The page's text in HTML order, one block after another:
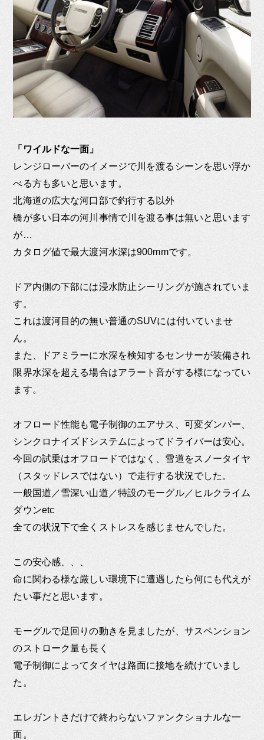
「ワイルドな一面」
レンジローバーのイメージで川を渡るシーンを思い浮か
べる方も多いと思います。
北海道の広大な河口部で釣行する以外
橋が多い日本の河川事情で川を渡る事は無いと思います
が…
カタログ値で最大渡河水深は900mmです。
ドア内側の下部には浸水防止シーリングが施されていま
す。
これは渡河目的の無い普通のSUVには付いていませ
ん。
また、ドアミラーに水深を検知するセンサーが装備され
限界水深を超える場合はアラート音がする様になってい
ます。
オフロード性能も電子制御のエアサス、可変ダンパー、
シンクロナイズドシステムによってドライバーは安心。
今回の試乗はオフロードではなく、雪道をスノータイヤ
（スタッドレスではない）で走行する状況でした。
一般国道／雪深い山道／特設のモーグル／ヒルクライム
ダウンetc
全ての状況下で全くストレスを感じませんでした。
この安心感、、、
命に関わる様な厳しい環境下に遭遇したら何にも代えが
たい事だと思います。
モーグルで足回りの動きを見ましたが、サスペンション
のストローク量も長く
電子制御によってタイヤは路面に接地を続けていまし
た。
エレガントさだけで終わらないファンクショナルな一
面。